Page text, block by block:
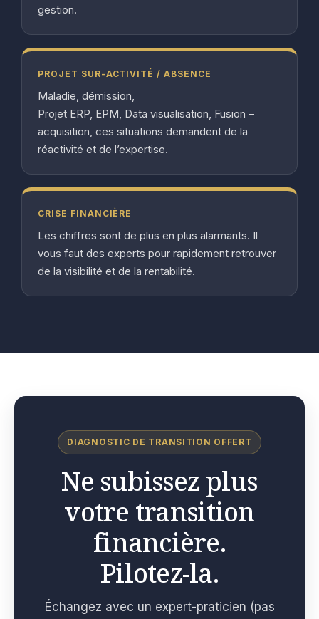
gestion.
PROJET SUR-ACTIVITÉ / ABSENCE
Maladie, démission,
Projet ERP, EPM, Data visualisation, Fusion –
acquisition, ces situations demandent de la
réactivité et de l’expertise.
CRISE FINANCIÈRE
Les chiffres sont de plus en plus alarmants. Il
vous faut des experts pour rapidement retrouver
de la visibilité et de la rentabilité.
DIAGNOSTIC DE TRANSITION OFFERT
Ne subissez plus
votre transition
financière.
Pilotez-la.
Échangez avec un expert-praticien (pas